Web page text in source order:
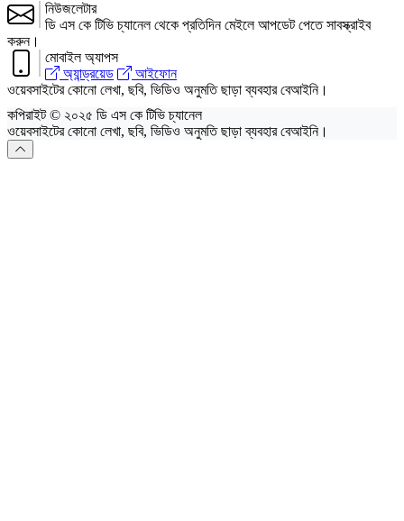
নিউজলেটার
ডি এস কে টিভি চ্যানেল থেকে প্রতিদিন মেইলে আপডেট পেতে সাবস্ক্রাইব
করুন।
মোবাইল অ্যাপস
অ্যান্ড্রয়েড
আইফোন
ওয়েবসাইটের কোনো লেখা, ছবি, ভিডিও অনুমতি ছাড়া ব্যবহার বেআইনি।
কপিরাইট © ২০২৫ ডি এস কে টিভি চ্যানেল
ওয়েবসাইটের কোনো লেখা, ছবি, ভিডিও অনুমতি ছাড়া ব্যবহার বেআইনি।